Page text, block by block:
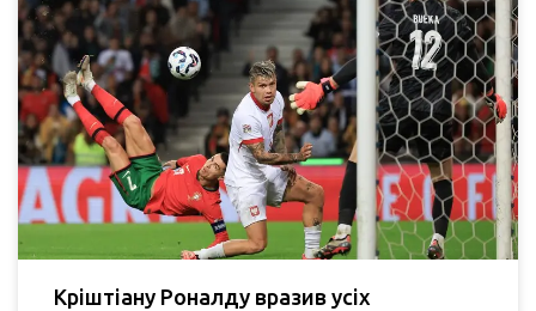
Кріштіану Роналду вразив усіх